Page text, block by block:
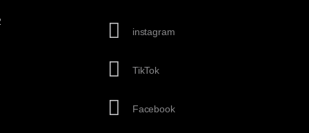
instagram
TikTok
Facebook